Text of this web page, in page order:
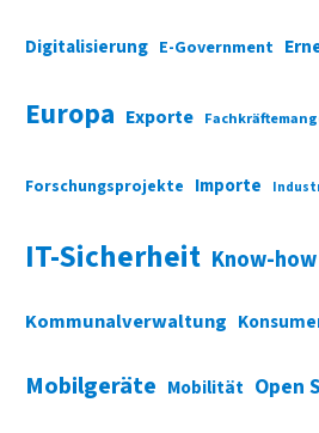
Digitalisierung E-Government
Europa Exporte
Forschungsprojekte Importe
IT-Sicherheit Know-how
Kommunalverwaltung
Mobilgeräte Mobilität Open